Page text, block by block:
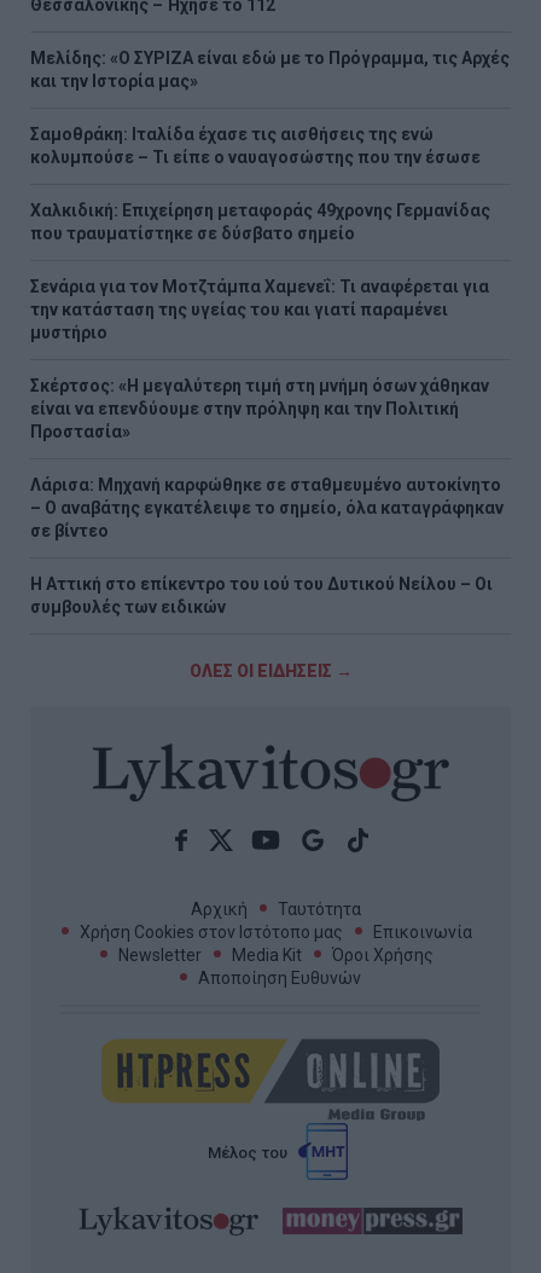
Θεσσαλονίκης – Ήχησε το 112
Μελίδης: «Ο ΣΥΡΙΖΑ είναι εδώ με το Πρόγραμμα, τις Αρχές
και την Ιστορία μας»
Σαμοθράκη: Ιταλίδα έχασε τις αισθήσεις της ενώ
κολυμπούσε – Τι είπε ο ναυαγοσώστης που την έσωσε
Χαλκιδική: Επιχείρηση μεταφοράς 49χρονης Γερμανίδας
που τραυματίστηκε σε δύσβατο σημείο
Σενάρια για τον Μοτζτάμπα Χαμενεΐ: Τι αναφέρεται για
την κατάσταση της υγείας του και γιατί παραμένει
μυστήριο
Σκέρτσος: «Η μεγαλύτερη τιμή στη μνήμη όσων χάθηκαν
είναι να επενδύουμε στην πρόληψη και την Πολιτική
Προστασία»
Λάρισα: Μηχανή καρφώθηκε σε σταθμευμένο αυτοκίνητο
– Ο αναβάτης εγκατέλειψε το σημείο, όλα καταγράφηκαν
σε βίντεο
Η Αττική στο επίκεντρο του ιού του Δυτικού Νείλου – Οι
συμβουλές των ειδικών
ΟΛΕΣ ΟΙ ΕΙΔΗΣΕΙΣ →
Αρχική
Ταυτότητα
Χρήση Cookies στον Ιστότοπο μας
Επικοινωνία
Newsletter
Media Kit
Όροι Χρήσης
Αποποίηση Ευθυνών
Μέλος του